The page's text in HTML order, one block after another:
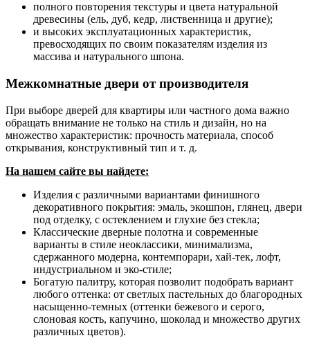
полного повторения текстуры и цвета натуральной
древесины (ель, дуб, кедр, лиственница и другие);
и высоких эксплуатационных характеристик,
превосходящих по своим показателям изделия из
массива и натурального шпона.
Межкомнатные двери от производителя
При выборе дверей для квартиры или частного дома важно
обращать внимание не только на стиль и дизайн, но на
множество характеристик: прочность материала, способ
открывания, конструктивный тип и т. д.
На нашем сайте вы найдете:
Изделия с различными вариантами финишного
декоративного покрытия: эмаль, экошпон, глянец, двери
под отделку, с остеклением и глухие без стекла;
Классические дверные полотна и современные
варианты в стиле неоклассики, минимализма,
сдержанного модерна, контемпорари, хай-тек, лофт,
индустриальном и эко-стиле;
Богатую палитру, которая позволит подобрать вариант
любого оттенка: от светлых пастельных до благородных
насыщенно-темных (оттенки бежевого и серого,
слоновая кость, капучино, шоколад и множество других
различных цветов).